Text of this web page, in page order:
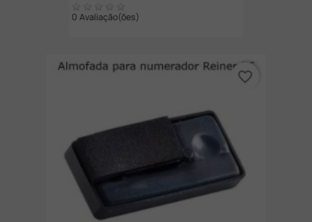
0 Avaliação(ões)
favorite_border